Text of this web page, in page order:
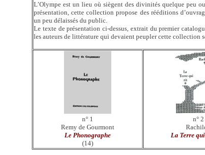
L’Olympe est un lieu où siègent des divinités quelque peu
présentation, cette collection propose des rééditions
un peu délaissés du public.
Le texte de présentation ci-dessus, extrait du premier
les auteurs de littérature qui devaient peupler cette collection
n° 1
Remy de Gourmont
Le Phonographe
(14)
n° 2
La Terre